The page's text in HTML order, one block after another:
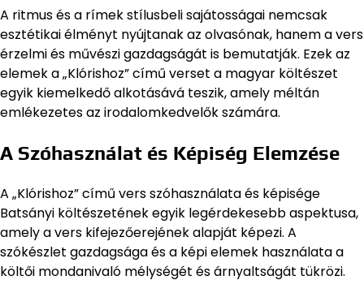
A ritmus és a rímek stílusbeli sajátosságai nemcsak
esztétikai élményt nyújtanak az olvasónak, hanem a vers
érzelmi és művészi gazdagságát is bemutatják. Ezek az
elemek a „Klórishoz” című verset a magyar költészet
egyik kiemelkedő alkotásává teszik, amely méltán
emlékezetes az irodalomkedvelők számára.
A Szóhasználat és Képiség Elemzése
A „Klórishoz” című vers szóhasználata és képisége
Batsányi költészetének egyik legérdekesebb aspektusa,
amely a vers kifejezőerejének alapját képezi. A
szókészlet gazdagsága és a képi elemek használata a
költői mondanivaló mélységét és árnyaltságát tükrözi.